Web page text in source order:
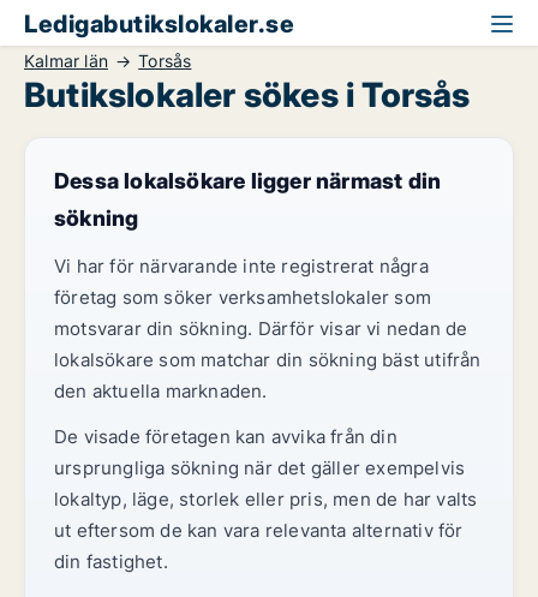
Ledigabutikslokaler.se
Kalmar län Torsås
Butikslokaler sökes i Torsås
Dessa lokalsökare ligger närmast din
sökning
Vi har för närvarande inte registrerat några
företag som söker verksamhetslokaler som
motsvarar din sökning. Därför visar vi nedan de
lokalsökare som matchar din sökning bäst utifrån
den aktuella marknaden.
De visade företagen kan avvika från din
ursprungliga sökning när det gäller exempelvis
lokaltyp, läge, storlek eller pris, men de har valts
ut eftersom de kan vara relevanta alternativ för
din fastighet.